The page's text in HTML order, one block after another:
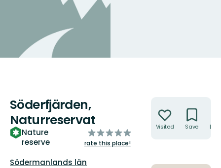
Söderfjärden,
Naturreservat
Nature
reserve
of
5
rate this place!
County:
Södermanlands län
Visited Save